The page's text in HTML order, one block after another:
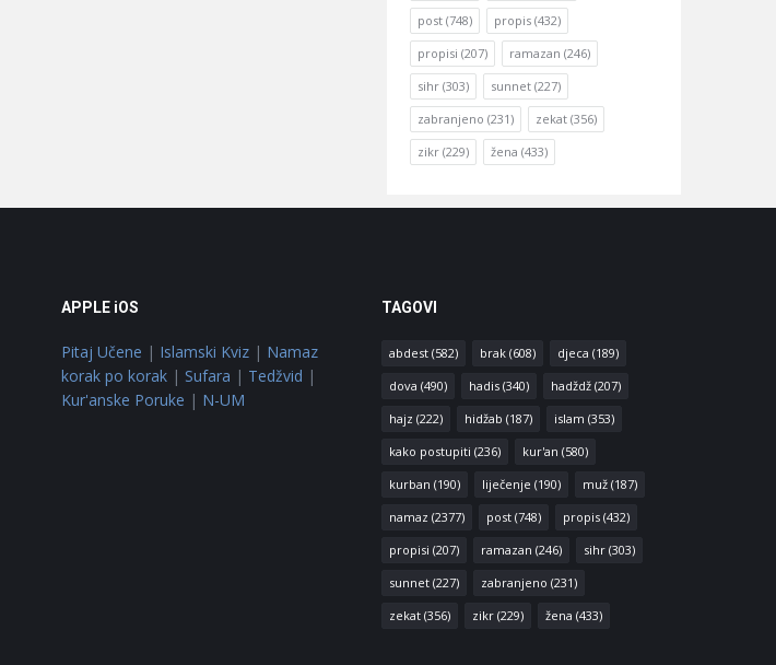
post (748) propis (432)
propisi (207) ramazan (246)
sihr (303) sunnet (227)
zabranjeno (231) zekat (356)
zikr (229) žena (433)
APPLE iOS
Pitaj Učene | Islamski Kviz | Namaz
korak po korak | Sufara | Tedžvid |
Kur'anske Poruke | N-UM
TAGOVI
abdest(582) brak(608) djeca (189)
dova (490) hadis(340) hadždž(207)
hajz (222) hidžab (187) islam (353)
kako postupiti (236) kur'an (580)
kurban (190) liječenje (190) muž(187)
namaz (2377) post(748) propis(432)
propisi (207) ramazan (246) sihr(303)
sunnet(227) zabranjeno (231)
zekat(356) zikr(229) žena (433)